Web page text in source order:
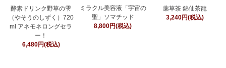
酵素ドリンク野草の雫
（やそうのしずく）720
ml アネモネロングセラ
ー！
6,480円(税込)
ミラクル美容液「宇宙の
聖」ソマチッド
8,800円(税込)
薬草茶 錦仙茶龍
3,240円(税込)